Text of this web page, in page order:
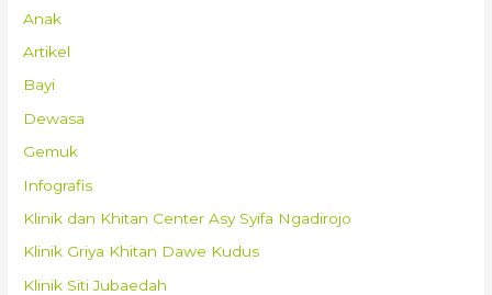
Anak
Artikel
Bayi
Dewasa
Gemuk
Infografis
Klinik dan Khitan Center Asy Syifa Ngadirojo
Klinik Griya Khitan Dawe Kudus
Klinik Siti Jubaedah